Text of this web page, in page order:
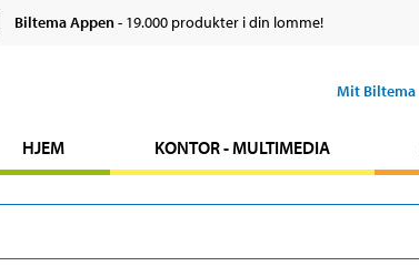
Biltema Appen- 19.000 produkter i din lomme!
Mit Biltema
HJEM KONTOR - MULTIMEDIA